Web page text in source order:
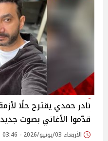
نادر حمدي يقترح حلًا
قدّموا الأغاني بصوت جديد
الأربعاء 03/يونيو/2026 - 03:46 م